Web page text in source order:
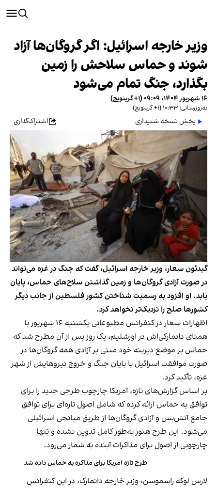
وزیر خارجه اسرائیل: اگر گروگان‌ها آزاد
شوند و حماس سلاحش را زمین
بگذارد، جنگ تمام می‌شود
۱۶ شهریور ۱۴۰۴، ۰۹:۰۹ (‎+۱ گرینویچ)
به‌روزرسانی: ۱۰:۳۳ (‎+۱ گرینویچ)
پخش نسخه شنیداری اشتراک‌گذاری
گیدئون سعار، وزیر خارجه اسرائیل، گفت که جنگ در غزه می‌تواند
در صورت آزادی گروگان‌ها و زمین گذاشتن سلاح‌های حماس، پایان
یابد. او افزود به رسمیت شناختن کشور فلسطین از جانب دیگر
کشورها صلح را نزدیک‌تر نخواهد کرد.
اظهارات سعار در کنفرانس مطبوعاتی یکشنبه ۱۶ شهریور با
همتای دانمارکی‌اش در اورشلیم، یک روز پس از آن مطرح شد که
حماس بر موضع دیرینه خود مبنی بر آزادی همه گروگان‌ها در
صورت موافقت اسرائیل با پایان جنگ و خروج نیروهایش از شهر
غزه، تأکید کرد.
بر اساس گزارش‌های تازه، آمریکا چارچوب طرحی جدید را برای
توافق به حماس ارائه کرده که شامل اصول تازه‌ای برای توافق
جامع آتش‌بس و آزادی گروگان‌ها از طریق میانجی اسرائیلی
می‌شود. این طرح هنوز به‌طور کامل تدوین نشده و تنها
چارچوبی از اصول برای مذاکرات آینده به شمار می‌رود.
طرح تازه آمریکا برای مذاکره به حماس داده شد
لارس لوکه راسموسن، وزیر خارجه دانمارک، در این کنفرانس